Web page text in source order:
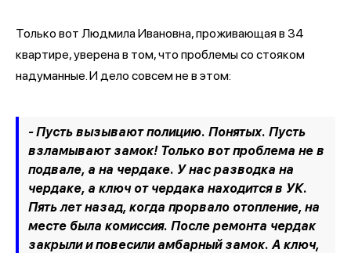
Только вот Людмила Ивановна, проживающая в 34
квартире, уверена в том, что проблемы со стояком
надуманные. И дело совсем не в этом:
- Пусть вызывают полицию. Понятых. Пусть
взламывают замок! Только вот проблема не в
подвале, а на чердаке. У нас разводка на
чердаке, а ключ от чердака находится в УК.
Пять лет назад, когда прорвало отопление, на
месте была комиссия. После ремонта чердак
закрыли и повесили амбарный замок. А ключ,